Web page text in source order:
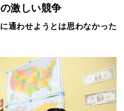
激しい競争
通わせようとは思わなかった